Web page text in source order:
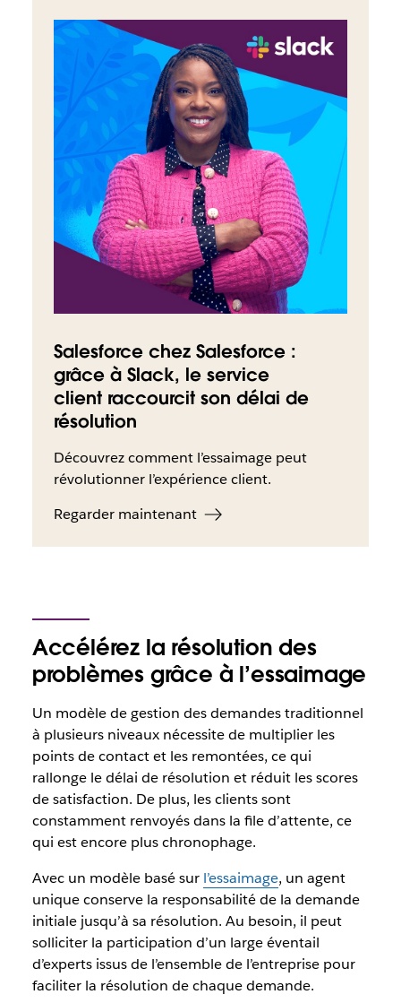
Salesforce chez Salesforce :
grâce à Slack, le service
client raccourcit son délai de
résolution
Découvrez comment l’essaimage peut
révolutionner l’expérience client.
Regarder maintenant
Accélérez la résolution des
problèmes grâce à l’essaimage
Un modèle de gestion des demandes traditionnel
à plusieurs niveaux nécessite de multiplier les
points de contact et les remontées, ce qui
rallonge le délai de résolution et réduit les scores
de satisfaction. De plus, les clients sont
constamment renvoyés dans la file d’attente, ce
qui est encore plus chronophage.
Avec un modèle basé sur l’essaimage, un agent
unique conserve la responsabilité de la demande
initiale jusqu’à sa résolution. Au besoin, il peut
solliciter la participation d’un large éventail
d’experts issus de l’ensemble de l’entreprise pour
faciliter la résolution de chaque demande.